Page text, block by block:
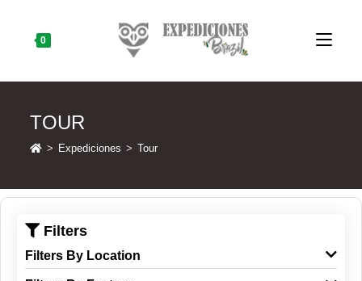
content 0
TOUR
> Expediciones > Tour
Filters
Filters By Location